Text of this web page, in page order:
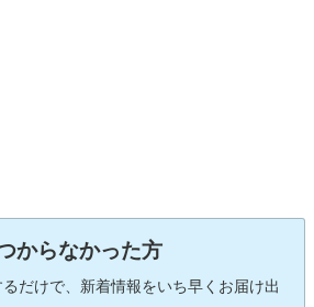
からなかった方
だけで、新着情報をいち早くお届け出